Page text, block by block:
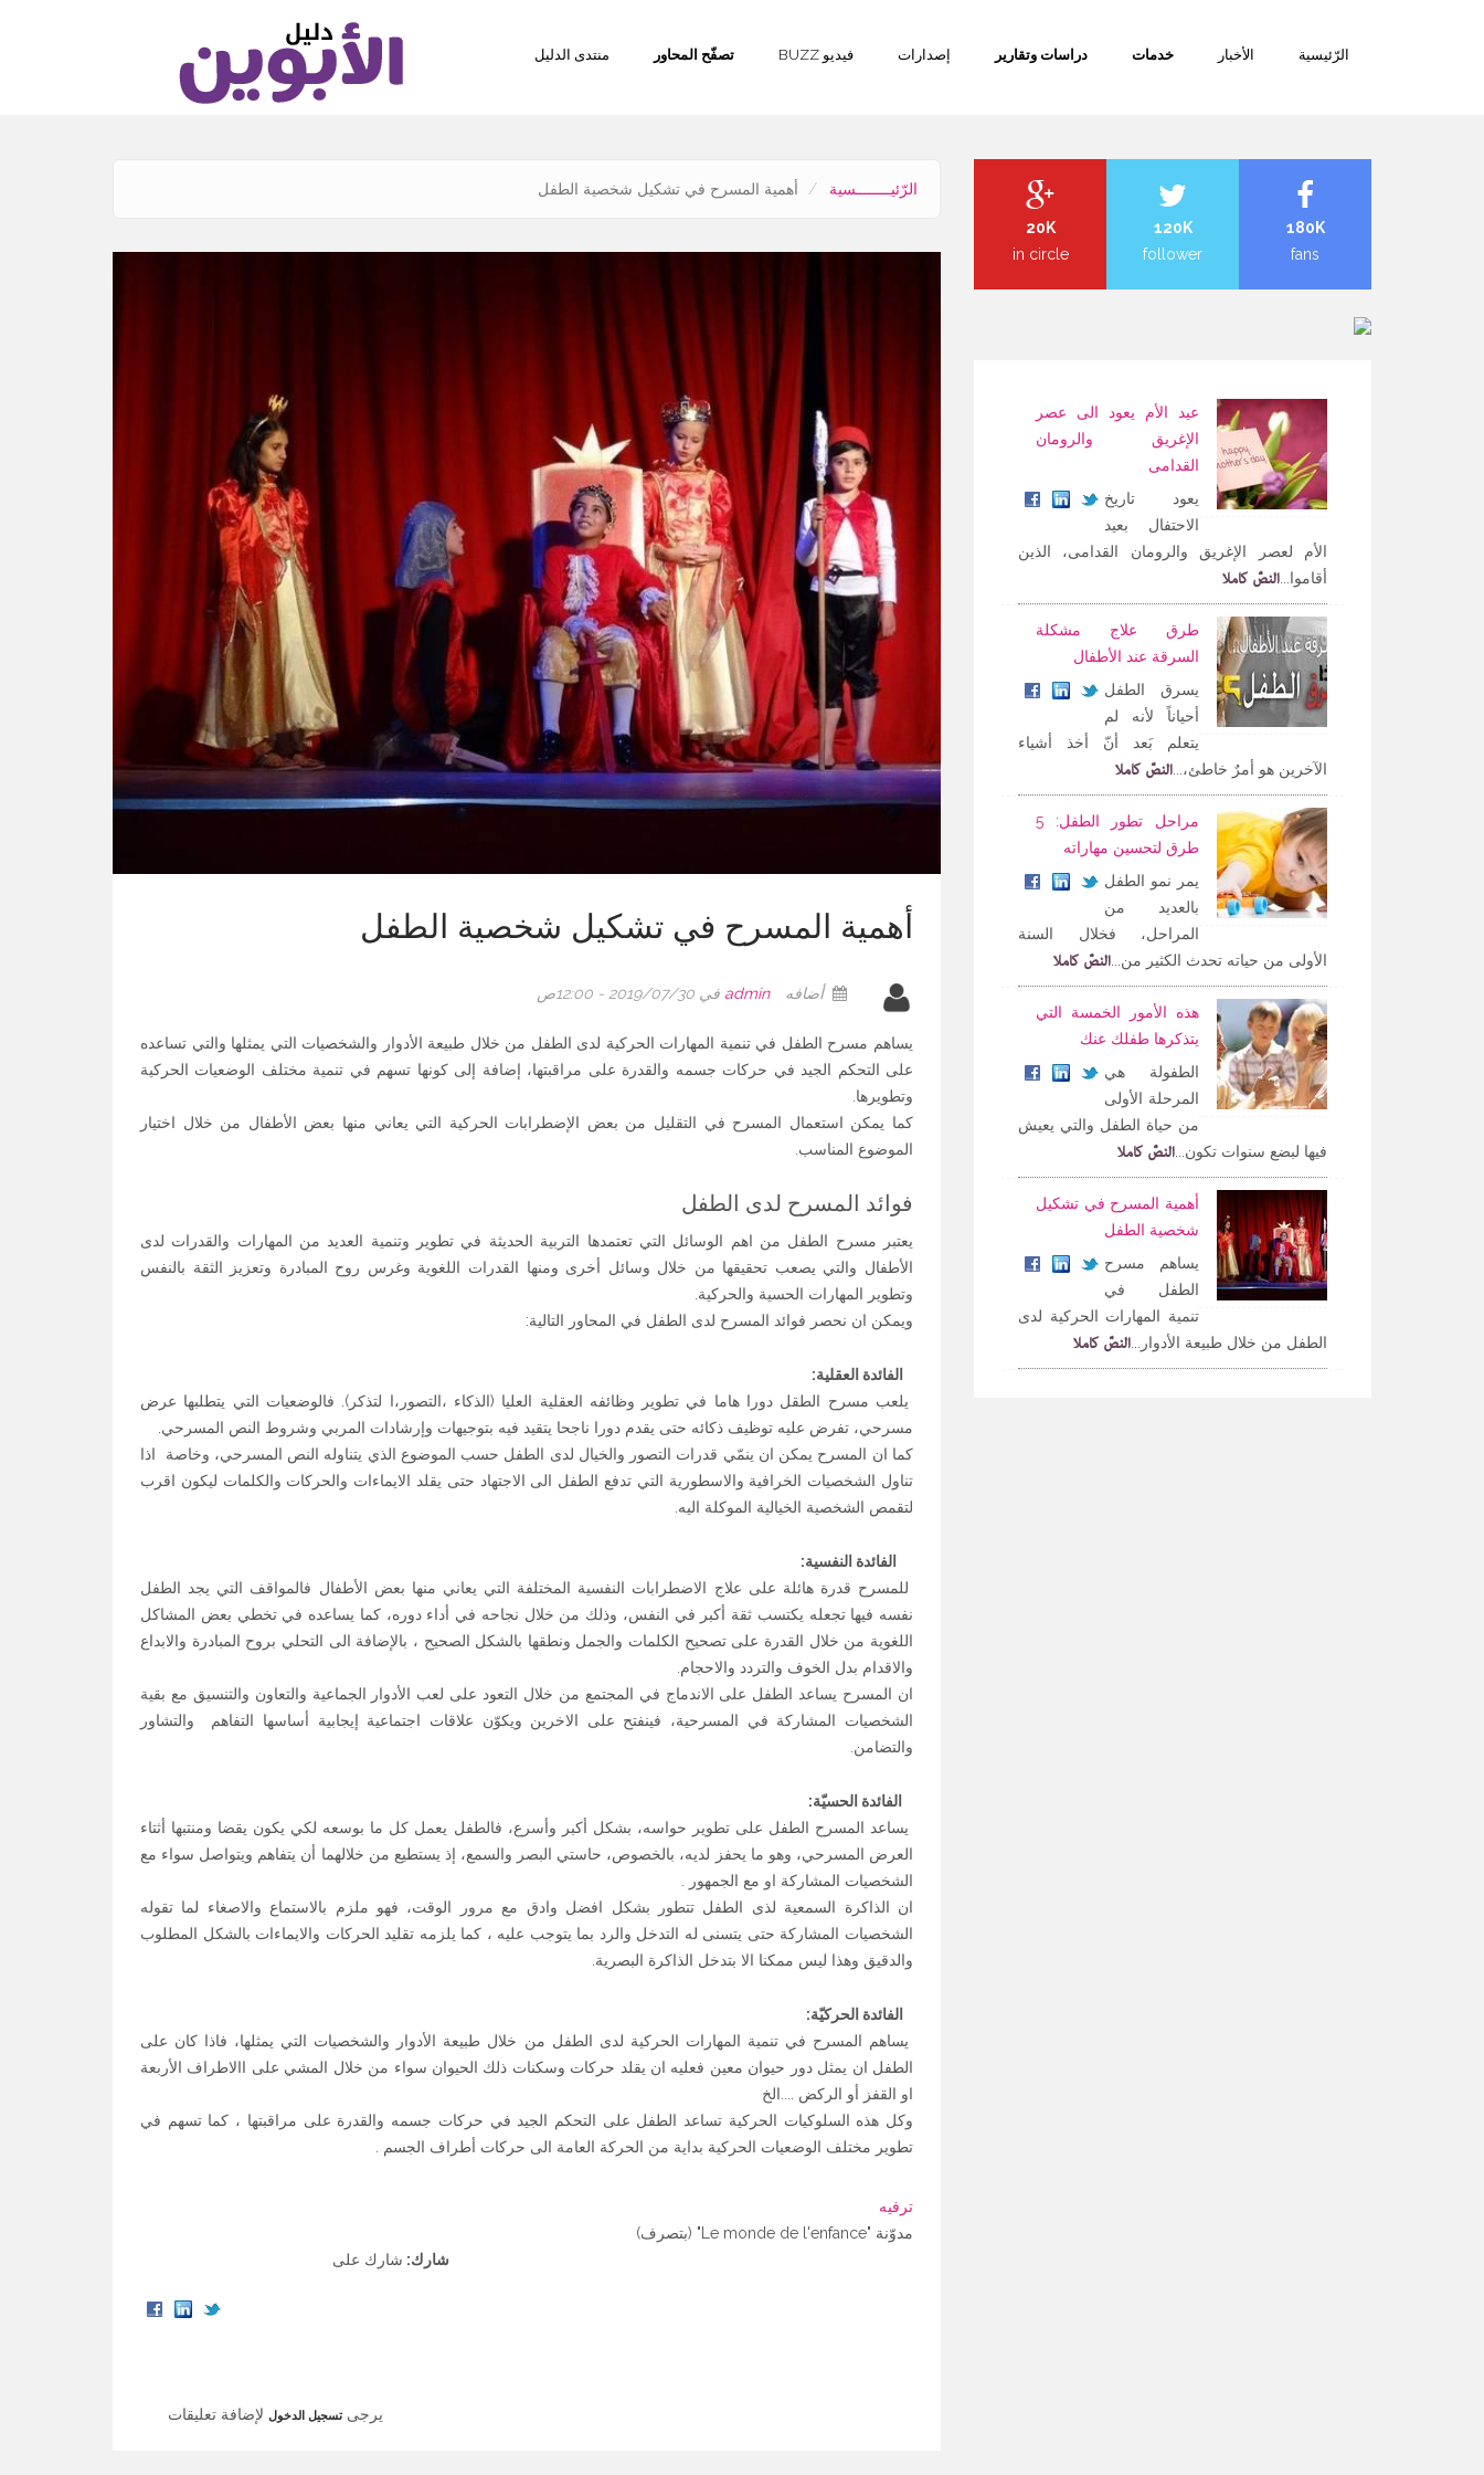
الرّئيسية الأخبار خدمات دراسات وتقارير إصدارات فيديو BUZZ تصفّح المحاور منتدى الدليل
الرّئيــــــــسية أهمية المسرح في تشكيل شخصية الطفل
أهمية المسرح في تشكيل شخصية الطفل
أضافه admin في 2019/07/30 - 12:00ص
يساهم مسرح الطفل في تنمية المهارات الحركية لدى الطفل من خلال طبيعة الأدوار والشخصيات التي يمثلها والتي تساعده
على التحكم الجيد في حركات جسمه والقدرة على مراقبتها، إضافة إلى كونها تسهم في تنمية مختلف الوضعيات الحركية
وتطويرها.
كما يمكن استعمال المسرح في التقليل من بعض الإضطرابات الحركية التي يعاني منها بعض الأطفال من خلال اختيار
الموضوع المناسب.
فوائد المسرح لدى الطفل
يعتبر مسرح الطفل من اهم الوسائل التي تعتمدها التربية الحديثة في تطوير وتنمية العديد من المهارات والقدرات لدى
الأطفال والتي يصعب تحقيقها من خلال وسائل أخرى ومنها القدرات اللغوية وغرس روح المبادرة وتعزيز الثقة بالنفس
وتطوير المهارات الحسية والحركية.
ويمكن ان نحصر فوائد المسرح لدى الطفل في المحاور التالية:
الفائدة العقلية:
يلعب مسرح الطقل دورا هاما في تطوير وظائفه العقلية العليا (الذكاء ،التصور،ا لتذكر). فالوضعيات التي يتطلبها عرض
مسرحي، تفرض عليه توظيف ذكائه حتى يقدم دورا ناجحا يتقيد فيه بتوجيهات وإرشادات المربي وشروط النص المسرحي.
كما ان المسرح يمكن ان ينمّي قدرات التصور والخيال لدى الطفل حسب الموضوع الذي يتناوله النص المسرحي، وخاصة اذا
تناول الشخصيات الخرافية والاسطورية التي تدفع الطفل الى الاجتهاد حتى يقلد الايماءات والحركات والكلمات ليكون اقرب
لتقمص الشخصية الخيالية الموكلة اليه.
الفائدة النفسية:
للمسرح قدرة هائلة على علاج الاضطرابات النفسية المختلفة التي يعاني منها بعض الأطفال فالمواقف التي يجد الطفل
نفسه فيها تجعله يكتسب ثقة أكبر في النفس، وذلك من خلال نجاحه في أداء دوره، كما يساعده في تخطي بعض المشاكل
اللغوية من خلال القدرة على تصحيح الكلمات والجمل ونطقها بالشكل الصحيح ، بالإضافة الى التحلي بروح المبادرة والابداع
والاقدام بدل الخوف والتردد والاحجام.
ان المسرح يساعد الطفل على الاندماج في المجتمع من خلال التعود على لعب الأدوار الجماعية والتعاون والتنسيق مع بقية
الشخصيات المشاركة في المسرحية، فينفتح على الاخرين ويكوّن علاقات اجتماعية إيجابية أساسها التفاهم والتشاور
والتضامن.
الفائدة الحسيّة:
يساعد المسرح الطفل على تطوير حواسه، بشكل أكبر وأسرع، فالطفل يعمل كل ما بوسعه لكي يكون يقضا ومنتبها أثتاء
العرض المسرحي، وهو ما يحفز لديه، بالخصوص، حاستي البصر والسمع، إذ يستطيع من خلالهما أن يتفاهم ويتواصل سواء مع
الشخصيات المشاركة او مع الجمهور .
ان الذاكرة السمعية لذى الطفل تتطور بشكل افضل وادق مع مرور الوقت، فهو ملزم بالاستماع والاصغاء لما تقوله
الشخصيات المشاركة حتى يتسنى له التدخل والرد بما يتوجب عليه ، كما يلزمه تقليد الحركات والايماءات بالشكل المطلوب
والدقيق وهذا ليس ممكنا الا بتدخل الذاكرة البصرية.
الفائدة الحركيّة:
يساهم المسرح في تنمية المهارات الحركية لدى الطفل من خلال طبيعة الأدوار والشخصيات التي يمثلها، فاذا كان على
الطفل ان يمثل دور حيوان معين فعليه ان يقلد حركات وسكنات ذلك الحيوان سواء من خلال المشي على االاطراف الأربعة
او القفز أو الركض ....الخ
وكل هذه السلوكيات الحركية تساعد الطفل على التحكم الجيد في حركات جسمه والقدرة على مراقبتها ، كما تسهم في
تطوير مختلف الوضعيات الحركية بداية من الحركة العامة الى حركات أطراف الجسم .
ترفيه
مدوّنة "Le monde de l'enfance" (بتصرف)
شارك: شارك على
يرجىتسجيل الدخول لإضافة تعليقات
180K
fans
120K
follower
20K
in circle
عيد الأم يعود الى عصر
الإغريق والرومان
القدامى
يعود تاريخ
الاحتفال بعيد
الأم لعصر الإغريق والرومان القدامى، الذين
أقاموا... النصّ كاملا
طرق علاج مشكلة
السرقة عند الأطفال
يسرق الطفل
أحياناً لأنه لم
يتعلم بَعد أنّ أخذ أشياء
الآخرين هو أمرٌ خاطئ،... النصّ كاملا
مراحل تطور الطفل: 5
طرق لتحسين مهاراته
يمر نمو الطفل
بالعديد من
المراحل، فخلال السنة
الأولى من حياته تحدث الكثير من... النصّ كاملا
هذه الأمور الخمسة التي
يتذكرها طفلك عنك
الطفولة هي
المرحلة الأولى
من حياة الطفل والتي يعيش
فيها لبضع سنوات تكون... النصّ كاملا
أهمية المسرح في تشكيل
شخصية الطفل
يساهم مسرح
الطفل في
تنمية المهارات الحركية لدى
الطفل من خلال طبيعة الأدوار... النصّ كاملا